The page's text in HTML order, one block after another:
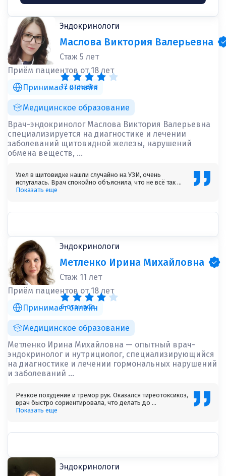
12 отзывов
Эндокринологи
Маслова Виктория Валерьевна
Стаж 5 лет
Приём пациентов от 18 лет
Принимает онлайн
Медицинское образование
Врач-эндокринолог Маслова Виктория Валерьевна
специализируется на диагностике и лечении
заболеваний щитовидной железы, нарушений
обмена веществ, ...
Узел в щитовидке нашли случайно на УЗИ, очень
испугалась. Врач спокойно объяснила, что не всё так ...
Показать еще
6 отзывов
Эндокринологи
Метленко Ирина Михайловна
Стаж 11 лет
Приём пациентов от 18 лет
Принимает онлайн
Медицинское образование
Метленко Ирина Михайловна — опытный врач-
эндокринолог и нутрициолог, специализирующийся
на диагностике и лечении гормональных нарушений
и заболеваний ...
Резкое похудение и тремор рук. Оказался тиреотоксикоз,
врач быстро сориентировала, что делать до ...
Показать еще
Эндокринологи